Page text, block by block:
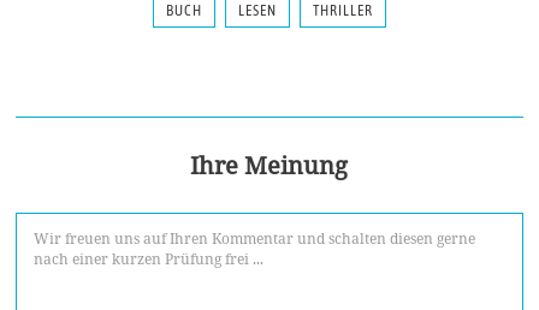
BUCH LESEN THRILLER
Ihre Meinung